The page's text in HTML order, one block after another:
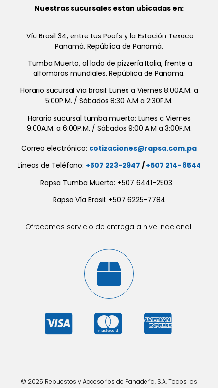
Nuestras sucursales estan ubicadas en:
Vía Brasil 34, entre tus Poofs y la Estación Texaco
Panamá. República de Panamá.
Tumba Muerto, al lado de pizzería Italia, frente a
alfombras mundiales. República de Panamá.
Horario sucursal vía brasil: Lunes a Viernes 8:00A.M. a
5:00P.M. / Sábados 8:30 A.M a 2:30P.M.
Horario sucursal tumba muerto: Lunes a Viernes
9:00A.M. a 6:00P.M. / Sábados 9:00 A.M a 3:00P.M.
Correo electrónico: cotizaciones@rapsa.com.pa
Líneas de Teléfono: +507 223-2947 / +507 214- 8544
Rapsa Tumba Muerto: +507 6441-2503
Rapsa Vía Brasil: +507 6225-7784
Ofrecemos servicio de entrega a nivel nacional.
© 2025 Repuestos y Accesorios de Panadería, S.A. Todos los